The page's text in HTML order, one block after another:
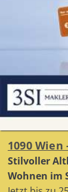
1090
Stilvoller
Wohnen im